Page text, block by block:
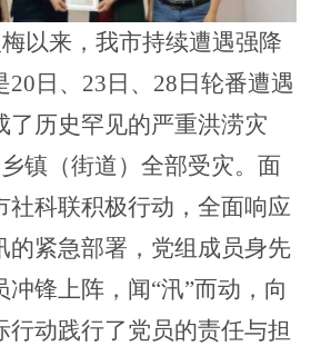
以来，我市持续遭遇强降
20日、23日、28日轮番遭遇
了历史罕见的严重洪涝灾
镇（街道）全部受灾。面
社科联积极行动，全面响应
的紧急部署，党组成员身先
锋上阵，闻“汛”而动，向
行动践行了党员的责任与担